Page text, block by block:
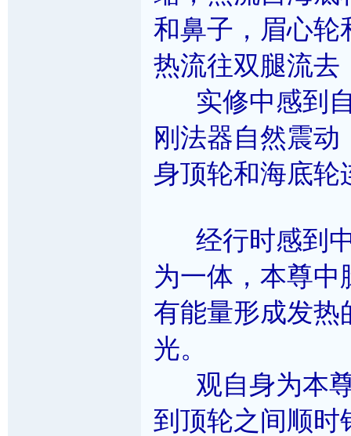
和鼻子，眉心轮
热流往双腿流去
实修中感到自
刚法器自然震
身顶轮和海底轮
经行时感到中
为一体，本尊中
有能量形成发热
光。
观自身为本尊
到顶轮之间顺时